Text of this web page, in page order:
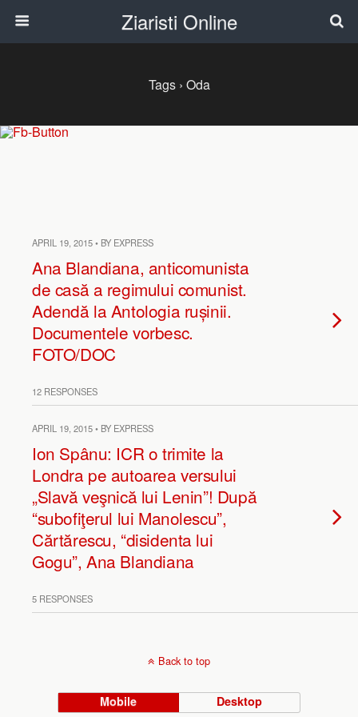
Ziaristi Online
Tags › Oda
APRIL 19, 2015 • BY EXPRESS
Ana Blandiana, anticomunista
de casă a regimului comunist.
Adendă la Antologia rușinii.
Documentele vorbesc.
FOTO/DOC
12 RESPONSES
APRIL 19, 2015 • BY EXPRESS
Ion Spânu: ICR o trimite la
Londra pe autoarea versului
„Slavă veşnică lui Lenin”! După
“subofiţerul lui Manolescu”,
Cărtărescu, “disidenta lui
Gogu”, Ana Blandiana
5 RESPONSES
Back to top
Mobile Desktop